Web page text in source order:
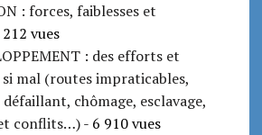
: forces, faiblesses et
vues
: des efforts et
mal (routes impraticables,
chômage, esclavage,
conflits…)- 6 910 vues